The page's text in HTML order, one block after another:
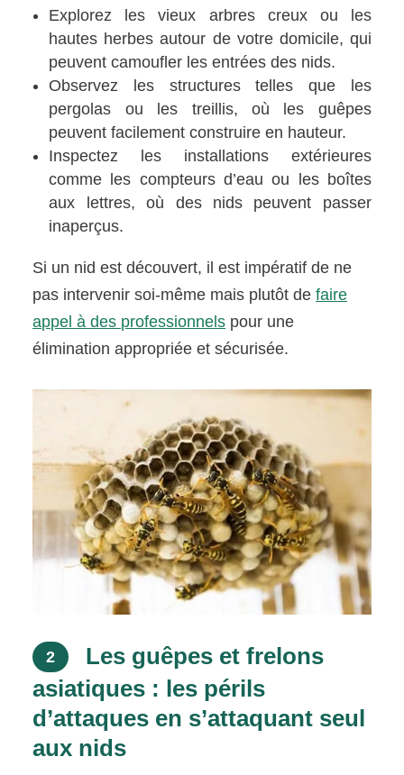
Explorez les vieux arbres creux ou les
hautes herbes autour de votre domicile, qui
peuvent camoufler les entrées des nids.
Observez les structures telles que les
pergolas ou les treillis, où les guêpes
peuvent facilement construire en hauteur.
Inspectez les installations extérieures
comme les compteurs d’eau ou les boîtes
aux lettres, où des nids peuvent passer
inaperçus.
Si un nid est découvert, il est impératif de ne
pas intervenir soi-même mais plutôt defaire
appel à des professionnels pour une
élimination appropriée et sécurisée.
2
Les guêpes et frelons
asiatiques : les périls
d’attaques en s’attaquant seul
aux nids